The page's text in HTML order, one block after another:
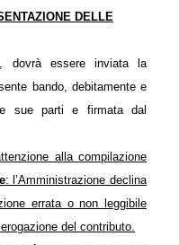
DELLE
dovrà essere inviata la
bando, debitamente e
sue parti e firmata dal
alla compilazione
: l’Amministrazione declina
errata o non leggibile
del contributo.